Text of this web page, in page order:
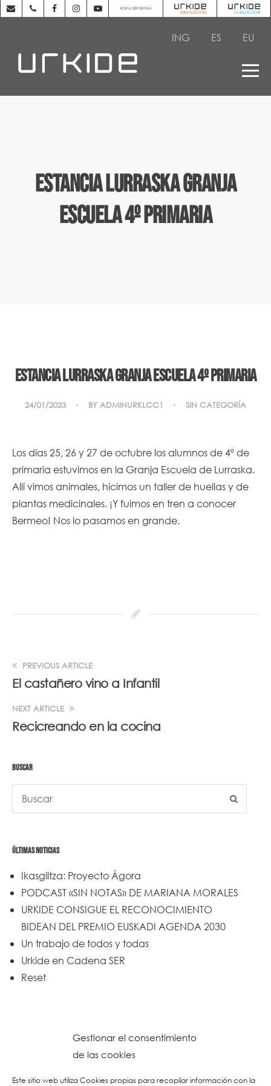
Gestionar el consentimiento
de las cookies
Este sitio web utiliza Cookies propias para recopilar información con la
ROPA DEPORTIVA
ING ES EU
Estancia Lurraska Granja
Escuela 4º primaria
Estancia Lurraska Granja Escuela 4º primaria
24/01/2023 BY ADMINURKLCC1 SIN CATEGORÍA
Los días 25, 26 y 27 de octubre los alumnos de 4º de
primaria estuvimos en la Granja Escuela de Lurraska.
Allí vimos animales, hicimos un taller de huellas y de
plantas medicinales. ¡Y fuimos en tren a conocer
Bermeo! Nos lo pasamos en grande.
PREVIOUS ARTICLE
El castañero vino a Infantil
NEXT ARTICLE
Recicreando en la cocina
BUSCAR
ÚLTIMAS NOTICIAS
Ikasgiltza: Proyecto Ágora
PODCAST «SIN NOTAS» DE MARIANA MORALES
URKIDE CONSIGUE EL RECONOCIMIENTO
BIDEAN DEL PREMIO EUSKADI AGENDA 2030
Un trabajo de todos y todas
Urkide en Cadena SER
Reset